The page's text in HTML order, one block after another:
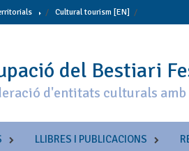
Cultural tourism [EN]
del Bestiari
d'entitats culturals
LLIBRES I PUBLICACIONS